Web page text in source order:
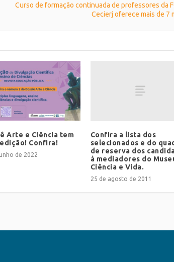
Curso de formação continuada de professores da
Cecierj oferece mais de 7
Arte e Ciência tem
Confira!
de 2022
Confira a lista dos
selecionados e do
de reserva dos
à mediadores do
Ciência e Vida.
25 de agosto de 2011